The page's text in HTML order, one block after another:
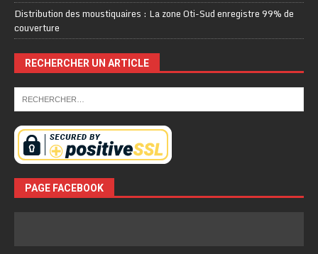
Distribution des moustiquaires : La zone Oti-Sud enregistre 99% de
couverture
RECHERCHER UN ARTICLE
PAGE FACEBOOK